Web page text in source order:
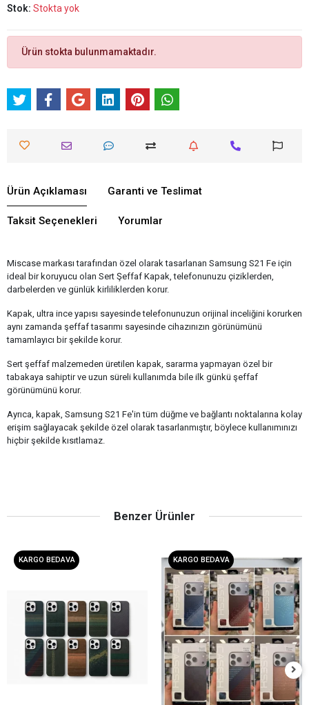
Stok: Stokta yok
Ürün stokta bulunmamaktadır.
Ürün Açıklaması Garanti ve Teslimat
Taksit Seçenekleri Yorumlar
Miscase markası tarafından özel olarak tasarlanan Samsung S21 Fe için
ideal bir koruyucu olan Sert Şeffaf Kapak, telefonunuzu çiziklerden,
darbelerden ve günlük kirliliklerden korur.
Kapak, ultra ince yapısı sayesinde telefonunuzun orijinal inceliğini korurken
aynı zamanda şeffaf tasarımı sayesinde cihazınızın görünümünü
tamamlayıcı bir şekilde korur.
Sert şeffaf malzemeden üretilen kapak, sararma yapmayan özel bir
tabakaya sahiptir ve uzun süreli kullanımda bile ilk günkü şeffaf
görünümünü korur.
Ayrıca, kapak, Samsung S21 Fe'in tüm düğme ve bağlantı noktalarına kolay
erişim sağlayacak şekilde özel olarak tasarlanmıştır, böylece kullanımınızı
hiçbir şekilde kısıtlamaz.
Benzer Ürünler
KARGO BEDAVA KARGO BEDAVA